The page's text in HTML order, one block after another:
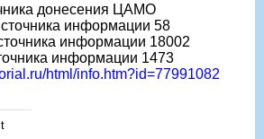
донесения ЦАМО
информации 58
информации 18002
информации 1473
html/info.htm?id=77991082